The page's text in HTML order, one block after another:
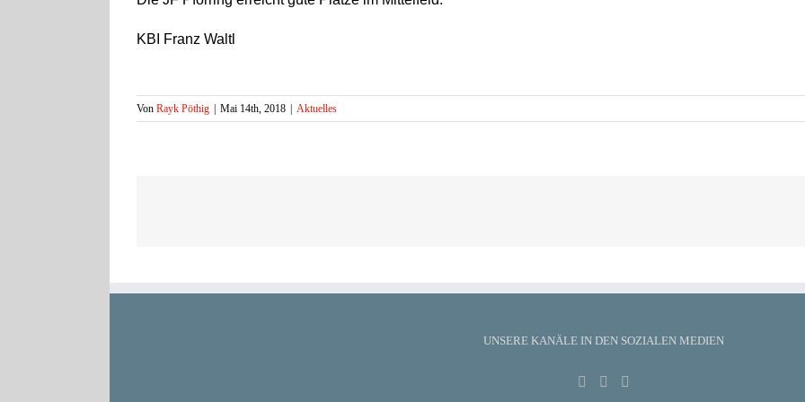
KBI Franz Waltl
Von Rayk Pöthig Mai 14th, 2018 Aktuelles
UNSERE KANÄLE IN DEN SOZIALEN MEDIEN